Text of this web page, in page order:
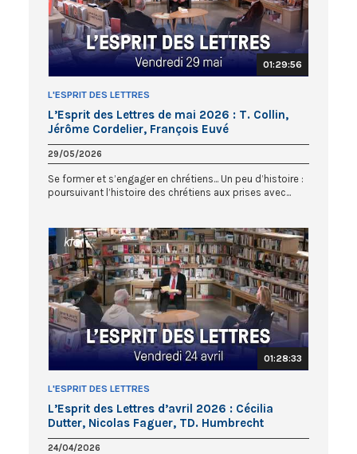
01:29:56
L'ESPRIT DES LETTRES
L’Esprit des Lettres de mai 2026 : T. Collin,
Jérôme Cordelier, François Euvé
29/05/2026
Se former et s’engager en chrétiens... Un peu d’histoire :
poursuivant l’histoire des chrétiens aux prises avec...
01:28:33
L'ESPRIT DES LETTRES
L’Esprit des Lettres d’avril 2026 : Cécilia
Dutter, Nicolas Faguer, TD. Humbrecht
24/04/2026